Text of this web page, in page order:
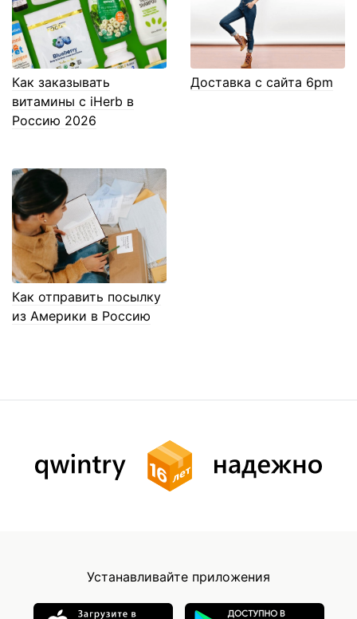
Как заказывать
витамины с iHerb в
Россию 2026
Доставка с сайта 6pm
Как отправить посылку
из Америки в Россию
Устанавливайте приложения